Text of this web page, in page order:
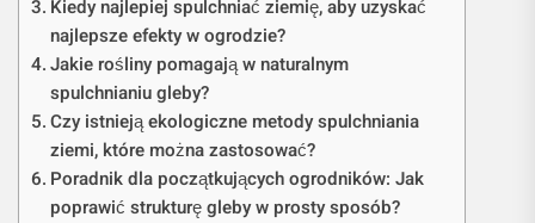
Kiedy najlepiej spulchniać ziemię, aby uzyskać
najlepsze efekty w ogrodzie?
Jakie rośliny pomagają w naturalnym
spulchnianiu gleby?
Czy istnieją ekologiczne metody spulchniania
ziemi, które można zastosować?
Poradnik dla początkujących ogrodników: Jak
poprawić strukturę gleby w prosty sposób?